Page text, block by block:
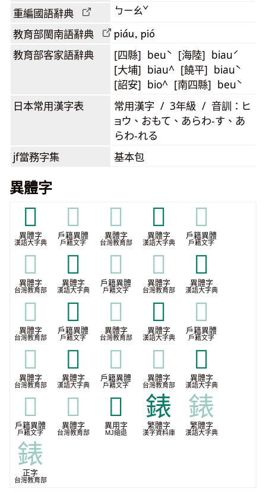
重編國語辭典 ㄅㄧㄠˇ
教育部閩南語辭典 piáu, pió
教育部客家語辭典
[四縣] beuˋ [海陸] biauˊ
[大埔] biau^ [饒平] biauˋ
[詔安] bio^ [南四縣] beuˋ
日本常用漢字表
常用漢字 / 3年級 / 音訓：ヒ
ョウ、おもて、あらわ-す、あ
らわ-れる
jf當務字集 基本包
異體字
𧘝
異體字
漢語大字典
𧘝
戶籍異體
戶籍文字
𧘝
異體字
台灣教育部
𧘦
異體字
漢語大字典
𧘦
戶籍異體
戶籍文字
𧘦
異體字
台灣教育部
𧘰
異體字
漢語大字典
𧘰
戶籍異體
戶籍文字
𧘰
異體字
台灣教育部
𧜫
異體字
漢語大字典
𧜫
異體字
台灣教育部
𧞧
戶籍異體
戶籍文字
𧞧
異體字
台灣教育部
𧞱
異體字
漢語大字典
𧞱
戶籍異體
戶籍文字
𧞱
異體字
台灣教育部
𪊘
異體字
漢語大字典
𪊘
戶籍異體
戶籍文字
𪊘
異體字
台灣教育部
𪊬
異體字
漢語大字典
𪊬
戶籍異體
戶籍文字
𪊬
異體字
台灣教育部
𮭴
異用字
MJ縮退
錶
繁體字
漢字資料庫
錶
繁體字
漢語大字典
錶
正字
台灣教育部